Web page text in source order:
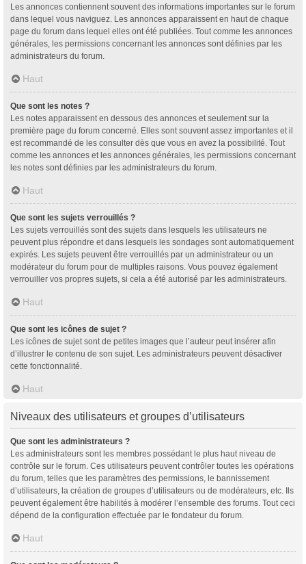
Les annonces contiennent souvent des informations importantes sur le forum
dans lequel vous naviguez. Les annonces apparaissent en haut de chaque
page du forum dans lequel elles ont été publiées. Tout comme les annonces
générales, les permissions concernant les annonces sont définies par les
administrateurs du forum.
Haut
Que sont les notes ?
Les notes apparaissent en dessous des annonces et seulement sur la
première page du forum concerné. Elles sont souvent assez importantes et il
est recommandé de les consulter dès que vous en avez la possibilité. Tout
comme les annonces et les annonces générales, les permissions concernant
les notes sont définies par les administrateurs du forum.
Haut
Que sont les sujets verrouillés ?
Les sujets verrouillés sont des sujets dans lesquels les utilisateurs ne
peuvent plus répondre et dans lesquels les sondages sont automatiquement
expirés. Les sujets peuvent être verrouillés par un administrateur ou un
modérateur du forum pour de multiples raisons. Vous pouvez également
verrouiller vos propres sujets, si cela a été autorisé par les administrateurs.
Haut
Que sont les icônes de sujet ?
Les icônes de sujet sont de petites images que l’auteur peut insérer afin
d’illustrer le contenu de son sujet. Les administrateurs peuvent désactiver
cette fonctionnalité.
Haut
Niveaux des utilisateurs et groupes d’utilisateurs
Que sont les administrateurs ?
Les administrateurs sont les membres possédant le plus haut niveau de
contrôle sur le forum. Ces utilisateurs peuvent contrôler toutes les opérations
du forum, telles que les paramètres des permissions, le bannissement
d’utilisateurs, la création de groupes d’utilisateurs ou de modérateurs, etc. Ils
peuvent également être habilités à modérer l’ensemble des forums. Tout ceci
dépend de la configuration effectuée par le fondateur du forum.
Haut